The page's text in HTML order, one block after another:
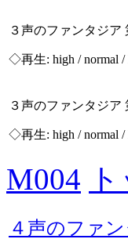
３声のファンタジ
◇再生: high / normal
３声のファンタジ
◇再生: high / normal
M004
４声のファ